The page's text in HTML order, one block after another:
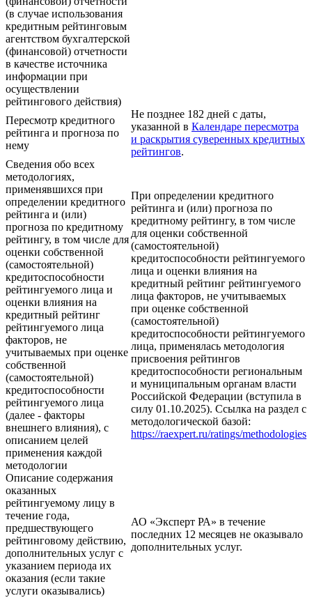
(в случае использования
кредитным рейтинговым
агентством бухгалтерской
(финансовой) отчетности
в качестве источника
информации при
осуществлении
рейтингового действия)
Пересмотр кредитного
рейтинга и прогноза по
нему
Не позднее 182 дней с даты,
указанной в Календаре пересмотра
и раскрытия суверенных кредитных
рейтингов.
Сведения обо всех
методологиях,
применявшихся при
определении кредитного
рейтинга и (или)
прогноза по кредитному
рейтингу, в том числе для
оценки собственной
(самостоятельной)
кредитоспособности
рейтингуемого лица и
оценки влияния на
кредитный рейтинг
рейтингуемого лица
факторов, не
учитываемых при оценке
собственной
(самостоятельной)
кредитоспособности
рейтингуемого лица
(далее - факторы
внешнего влияния), с
описанием целей
применения каждой
методологии
При определении кредитного
рейтинга и (или) прогноза по
кредитному рейтингу, в том числе
для оценки собственной
(самостоятельной)
кредитоспособности рейтингуемого
лица и оценки влияния на
кредитный рейтинг рейтингуемого
лица факторов, не учитываемых
при оценке собственной
(самостоятельной)
кредитоспособности рейтингуемого
лица, применялась методология
присвоения рейтингов
кредитоспособности региональным
и муниципальным органам власти
Российской Федерации (вступила в
силу 01.10.2025). Ссылка на раздел с
методологической базой:
https://raexpert.ru/ratings/methodologies
Описание содержания
оказанных
рейтингуемому лицу в
течение года,
предшествующего
рейтинговому действию,
дополнительных услуг с
указанием периода их
оказания (если такие
услуги оказывались)
АО «Эксперт РА» в течение
последних 12 месяцев не оказывало
дополнительных услуг.